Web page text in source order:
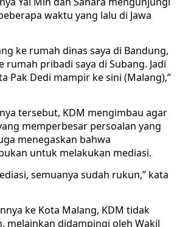
waktu yang lalu di Jawa
ke rumah dinas saya di Bandung,
rumah pribadi saya di Subang. Jadi
Pak Dedi mampir ke sini (Malang),”
tersebut, KDM mengimbau agar
memperbesar persoalan yang
menegaskan bahwa
untuk melakukan mediasi.
semuanya sudah rukun,” kata
ke Kota Malang, KDM tidak
melainkan didampingi oleh Wakil